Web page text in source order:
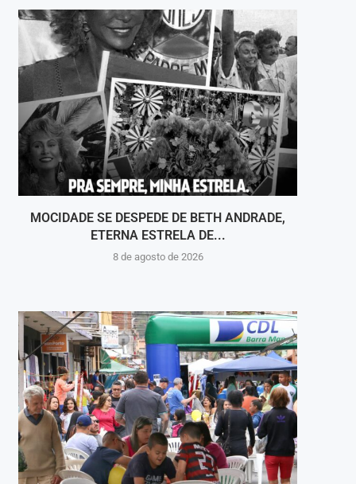
MOCIDADE SE DESPEDE DE BETH ANDRADE,
ETERNA ESTRELA DE...
8 de agosto de 2026